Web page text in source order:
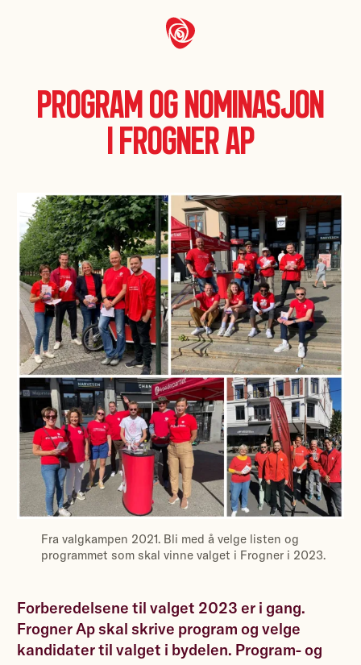
Program og nominasjon
i Frogner Ap
Fra valgkampen 2021. Bli med å velge listen og
programmet som skal vinne valget i Frogner i 2023.
Forberedelsene til valget 2023 er i gang.
Frogner Ap skal skrive program og velge
kandidater til valget i bydelen. Program- og